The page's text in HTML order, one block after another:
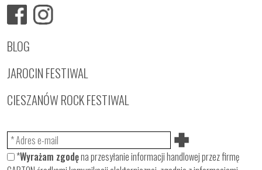
BLOG
JAROCIN FESTIWAL
CIESZANÓW ROCK FESTIWAL
*Wyrażam zgodęna przesyłanie informacji handlowej przez firmę